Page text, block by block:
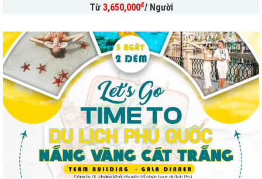
Từ 3,650,000đ/ Người